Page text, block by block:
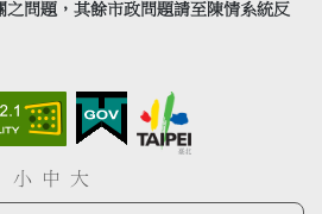
問題，其餘市政問題請至陳情系統反
小 中 大